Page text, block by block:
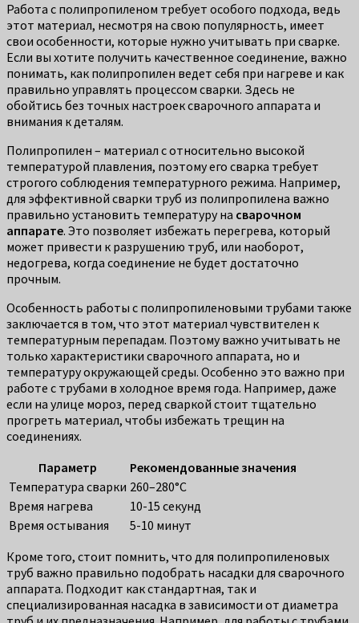
Работа с полипропиленом требует особого подхода, ведь
этот материал, несмотря на свою популярность, имеет
свои особенности, которые нужно учитывать при сварке.
Если вы хотите получить качественное соединение, важно
понимать, как полипропилен ведет себя при нагреве и как
правильно управлять процессом сварки. Здесь не
обойтись без точных настроек сварочного аппарата и
внимания к деталям.
Полипропилен – материал с относительно высокой
температурой плавления, поэтому его сварка требует
строгого соблюдения температурного режима. Например,
для эффективной сварки труб из полипропилена важно
правильно установить температуру на сварочном
аппарате. Это позволяет избежать перегрева, который
может привести к разрушению труб, или наоборот,
недогрева, когда соединение не будет достаточно
прочным.
Особенность работы с полипропиленовыми трубами также
заключается в том, что этот материал чувствителен к
температурным перепадам. Поэтому важно учитывать не
только характеристики сварочного аппарата, но и
температуру окружающей среды. Особенно это важно при
работе с трубами в холодное время года. Например, даже
если на улице мороз, перед сваркой стоит тщательно
прогреть материал, чтобы избежать трещин на
соединениях.
Параметр
Рекомендованные значения
Температура сварки 260–280°C
Время нагрева
10-15 секунд
Время остывания
5-10 минут
Кроме того, стоит помнить, что для полипропиленовых
труб важно правильно подобрать насадки для сварочного
аппарата. Подходит как стандартная, так и
специализированная насадка в зависимости от диаметра